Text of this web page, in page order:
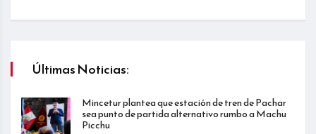
Últimas Noticias:
Mincetur plantea que estación de tren de Pachar
sea punto de partida alternativo rumbo a Machu
Picchu